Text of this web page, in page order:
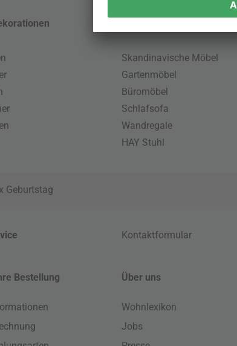
Skandinavische Möbel
Gartenmöbel
Büromöbel
Schlafsofa
Wandregale
HAY Stuhl
Geburtstag
Kontaktformular
Bestellung Über uns
Wohnlexikon
Jobs